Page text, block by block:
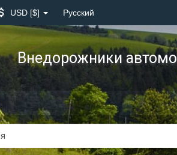
USD $ Русский
Внедорожники